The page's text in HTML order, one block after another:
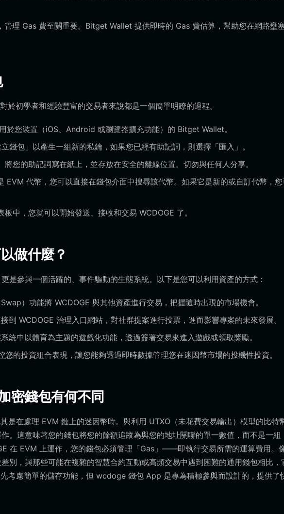
管理 Gas 費至關重要。Bitget Wallet 提供即時的 Gas 費估算，幫助您在網路壅
初學者和經驗豐富的交易者來說都是一個簡單明瞭的過程。
於您裝置（iOS、Android 或瀏覽器擴充功能）的 Bitget Wallet。
錢包」以產生一組新的私鑰，如果您已經有助記詞，則選擇「匯入」。
將您的助記詞寫在紙上，並存放在安全的離線位置。切勿與任何人分享。
EVM 代幣，您可以直接在錢包介面中搜尋該代幣。如果它是新的或自訂代幣，
中，您就可以開始發送、接收和交易 WCDOGE 了。
做什麼？
是參與一個活躍的、事件驅動的生態系統。以下是您可以利用資產的方式：
）功能將 WCDOGE 與其他資產進行交易，把握隨時出現的市場機會。
到 WCDOGE 治理入口網站，對社群提案進行投票，進而影響專案的未來發展。
統中以體育為主題的遊戲化功能，透過簽署交易來進入遊戲或領取獎勵。
您的投資組合表現，讓您能夠透過即時數據管理您在迷因幣市場的投機性投資。
密錢包有何不同
是在處理 EVM 鏈上的迷因幣時。與利用 UTXO（未花費交易輸出）模型的比特
。這意味著您的錢包將您的餘額追蹤為與您的地址關聯的單一數值，而不是一組
在 EVM 上運作，您的錢包必須管理「Gas」——即執行交易所需的運算費用。
別，與那些可能在複雜的智慧合約互動或高頻交易中遇到困難的通用錢包相比，
考慮簡單的儲存功能，但 wcdoge 錢包 App 是專為積極參與而設計的，提供了